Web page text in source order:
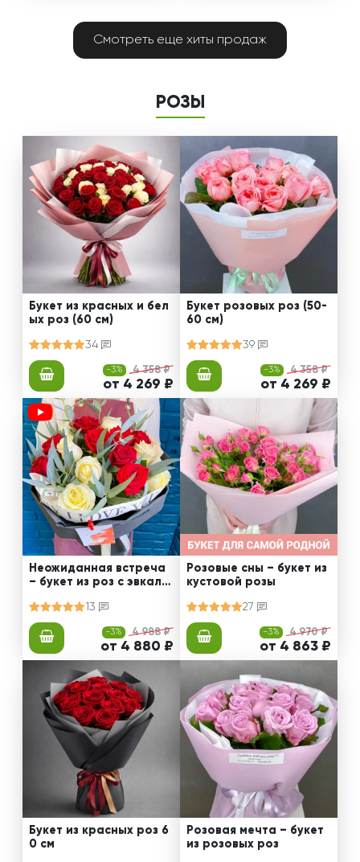
Смотреть еще хиты продаж
РОЗЫ
Букет из красных и бел
ых роз (60 см)
34
-3% 4 358 ₽
от 4 269 ₽
Букет розовых роз (50-
60 см)
39
-3% 4 358 ₽
от 4 269 ₽
Неожиданная встреча
– букет из роз с эвкали
13
-3% 4 988 ₽
от 4 880 ₽
Розовые сны – букет из
кустовой розы
27
-3% 4 970 ₽
от 4 863 ₽
Букет из красных роз 6
0 см
Розовая мечта – букет
из розовых роз